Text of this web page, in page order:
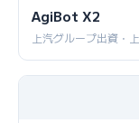
AgiBot X2
上汽グループ出資・